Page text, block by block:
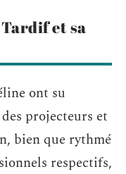
et sa
ont su
projecteurs et
bien que rythmé
respectifs,